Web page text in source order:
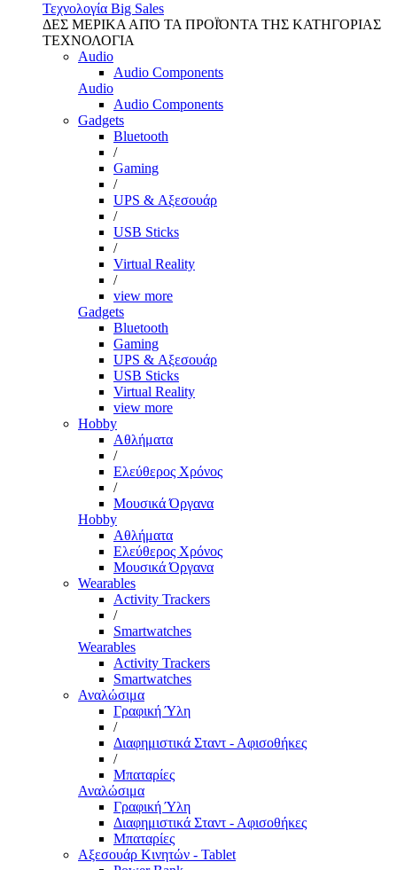
Τεχνολογία Big Sales
ΔΕΣ ΜΕΡΙΚΑ ΑΠΌ ΤΑ ΠΡΟΪΌΝΤΑ ΤΗΣ ΚΑΤΗΓΟΡΙΑΣ
ΤΕΧΝΟΛΟΓΙΑ
Audio
Audio Components
Audio
Audio Components
Gadgets
Bluetooth
/
Gaming
/
UPS & Αξεσουάρ
/
USB Sticks
/
Virtual Reality
/
view more
Gadgets
Bluetooth
Gaming
UPS & Αξεσουάρ
USB Sticks
Virtual Reality
view more
Hobby
Αθλήματα
/
Ελεύθερος Χρόνος
/
Μουσικά Όργανα
Hobby
Αθλήματα
Ελεύθερος Χρόνος
Μουσικά Όργανα
Wearables
Activity Trackers
/
Smartwatches
Wearables
Activity Trackers
Smartwatches
Αναλώσιμα
Γραφική Ύλη
/
Διαφημιστικά Σταντ - Αφισοθήκες
/
Μπαταρίες
Αναλώσιμα
Γραφική Ύλη
Διαφημιστικά Σταντ - Αφισοθήκες
Μπαταρίες
Αξεσουάρ Κινητών - Tablet